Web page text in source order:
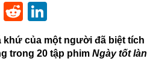
TumblrReddit
khứ của một người đã biệt
trong 20 tập phim Ngày tốt